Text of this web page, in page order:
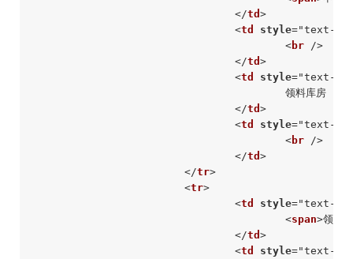
</td >
<td style="text-
<br />
</td >
<td style="text-
</td >
<td style="text-
<br />
</td >
</tr>
<tr>
<td style="text-
<span>领料
</td >
<td style="text-